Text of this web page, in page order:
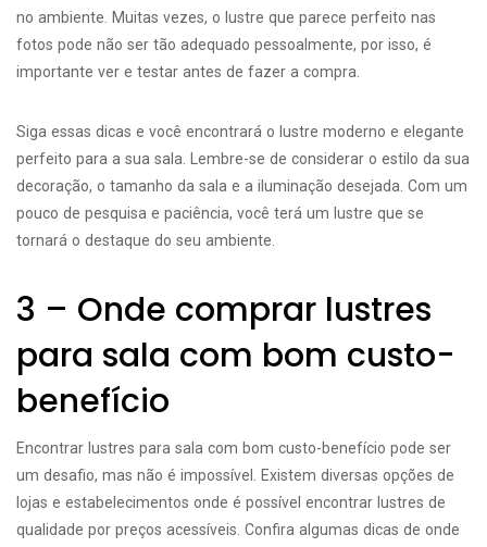
no ambiente. Muitas vezes, o lustre que parece perfeito nas
fotos pode não ser tão adequado pessoalmente, por isso, é
importante ver e testar antes de fazer a compra.
Siga essas dicas e você encontrará o lustre moderno e elegante
perfeito para a sua sala. Lembre-se de considerar o estilo da sua
decoração, o tamanho da sala e a iluminação desejada. Com um
pouco de pesquisa e paciência, você terá um lustre que se
tornará o destaque do seu ambiente.
3 – Onde comprar lustres
para sala com bom custo-
benefício
Encontrar lustres para sala com bom custo-benefício pode ser
um desafio, mas não é impossível. Existem diversas opções de
lojas e estabelecimentos onde é possível encontrar lustres de
qualidade por preços acessíveis. Confira algumas dicas de onde